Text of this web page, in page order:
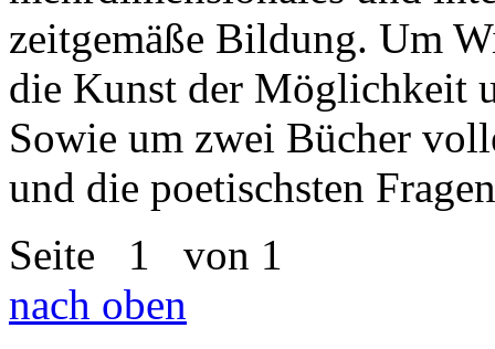
zeitgemäße Bildung. Um
die Kunst der Möglichkeit
Sowie um zwei Bücher
und die poetischsten
Seite 1 von 1
nach oben